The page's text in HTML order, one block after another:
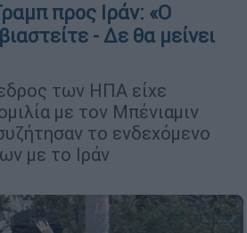
προς Ιράν: «Ο
- Δε θα μείνει
των ΗΠΑ είχε
με τον Μπένιαμιν
το ενδεχόμενο
με το Ιράν